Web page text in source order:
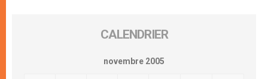
CALENDRIER
novembre 2005